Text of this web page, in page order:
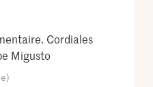
Cordiales
Migusto